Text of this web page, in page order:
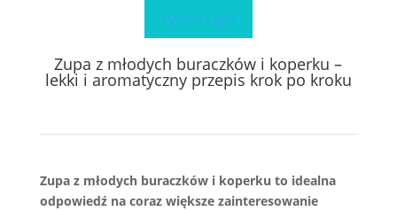
Pyszne zupy
Zupa z młodych buraczków i koperku –
lekki i aromatyczny przepis krok po kroku
Zupa z młodych buraczków i koperku to idealna
odpowiedź na coraz większe zainteresowanie